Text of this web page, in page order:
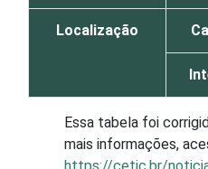
Localização
Essa tabela foi
mais informações,